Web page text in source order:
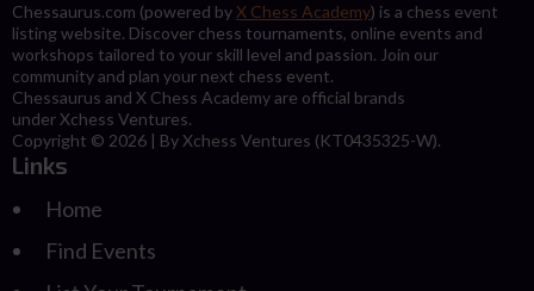
Chessaurus.com (powered byX Chess Academy) is a chess event
listing website. Discover chess tournaments, online events and
workshops tailored to your skill level and passion. Join our
community and plan your next chess event.
Chessaurus and X Chess Academy are official brands
under Xchess Ventures.
Copyright © 2026 | By Xchess Ventures (KT0435325-W).
Links
Home
Find Events